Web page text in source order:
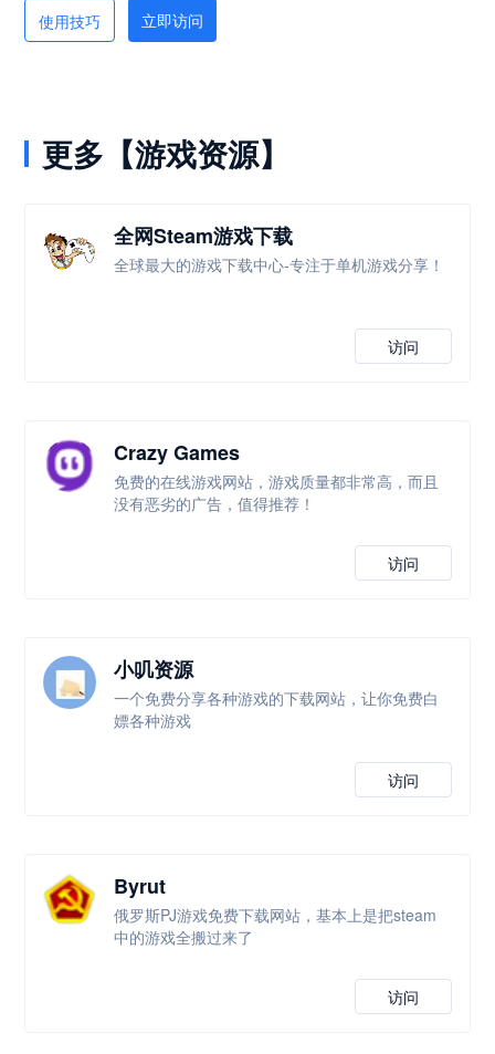
使用技巧 立即访问
更多【游戏资源】
全网Steam游戏下载
全球最大的游戏下载中心-专注于单机游戏分享！
访问
Crazy Games
免费的在线游戏网站，游戏质量都非常高，而且
没有恶劣的广告，值得推荐！
访问
小叽资源
一个免费分享各种游戏的下载网站，让你免费白
嫖各种游戏
访问
Byrut
俄罗斯PJ游戏免费下载网站，基本上是把steam
中的游戏全搬过来了
访问